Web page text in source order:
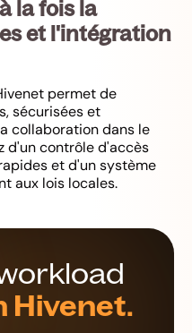
la fois la
et l'intégration
permet de
sécurisées et
collaboration dans le
d'un contrôle d'accès
et d'un système
aux lois locales.
Hivenet.